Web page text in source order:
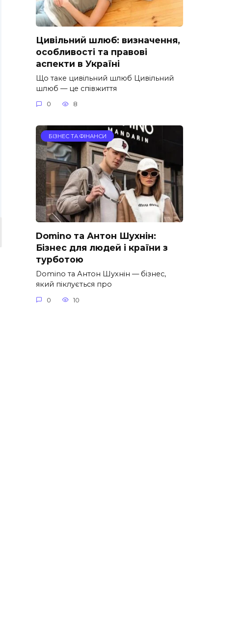
Цивільний шлюб: визначення,
особливості та правові
аспекти в Україні
Що таке цивільний шлюб Цивільний
шлюб — це співжиття
0 8
БІЗНЕС ТА ФІНАНСИ
Domino та Антон Шухнін:
Бізнес для людей і країни з
турботою
Domino та Антон Шухнін — бізнес,
який піклується про
0 10